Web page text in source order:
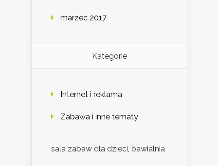
marzec 2017
Kategorie
Internet i reklama
Zabawa i inne tematy
sala zabaw dla dzieci, bawialnia